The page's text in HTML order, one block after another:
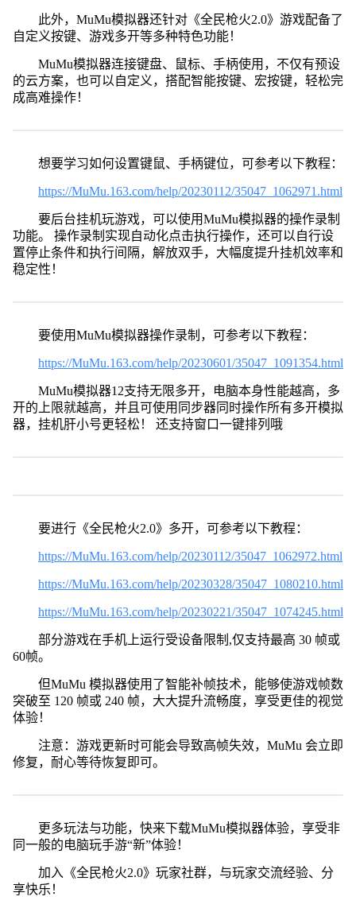
此外，MuMu模拟器还针对《全民枪火2.0》游戏配备了
自定义按键、游戏多开等多种特色功能！
MuMu模拟器连接键盘、鼠标、手柄使用，不仅有预设
的云方案，也可以自定义，搭配智能按键、宏按键，轻松完
成高难操作！
想要学习如何设置键鼠、手柄键位，可参考以下教程：
https://MuMu.163.com/help/20230112/35047_1062971.html
要后台挂机玩游戏，可以使用MuMu模拟器的操作录制
功能。 操作录制实现自动化点击执行操作，还可以自行设
置停止条件和执行间隔，解放双手，大幅度提升挂机效率和
稳定性！
要使用MuMu模拟器操作录制，可参考以下教程：
https://MuMu.163.com/help/20230601/35047_1091354.html
MuMu模拟器12支持无限多开，电脑本身性能越高，多
开的上限就越高，并且可使用同步器同时操作所有多开模拟
器，挂机肝小号更轻松！ 还支持窗口一键排列哦
要进行《全民枪火2.0》多开，可参考以下教程：
https://MuMu.163.com/help/20230112/35047_1062972.html
https://MuMu.163.com/help/20230328/35047_1080210.html
https://MuMu.163.com/help/20230221/35047_1074245.html
部分游戏在手机上运行受设备限制,仅支持最高 30 帧或
60帧。
但MuMu 模拟器使用了智能补帧技术，能够使游戏帧数
突破至 120 帧或 240 帧，大大提升流畅度，享受更佳的视觉
体验！
注意：游戏更新时可能会导致高帧失效，MuMu 会立即
修复，耐心等待恢复即可。
更多玩法与功能，快来下载MuMu模拟器体验，享受非
同一般的电脑玩手游“新”体验！
加入《全民枪火2.0》玩家社群，与玩家交流经验、分
享快乐！